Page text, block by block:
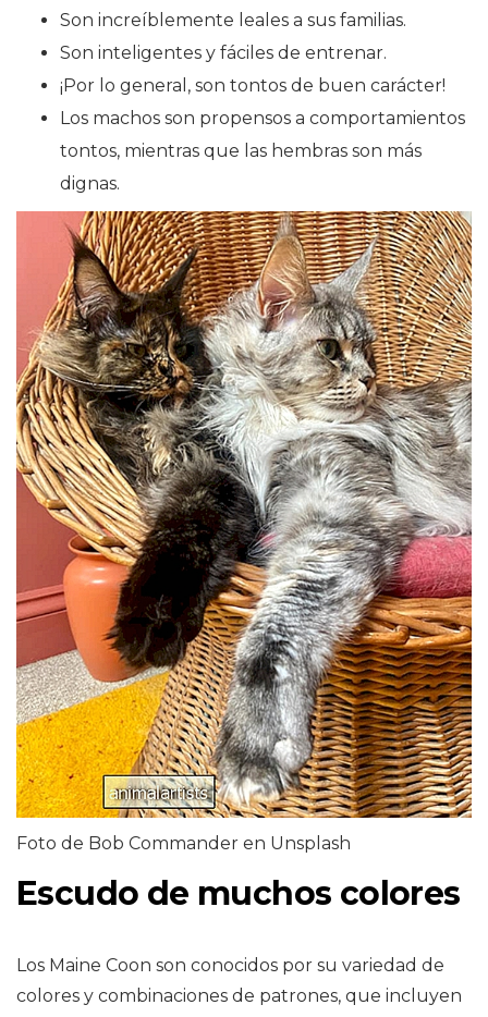
Son increíblemente leales a sus familias.
Son inteligentes y fáciles de entrenar.
¡Por lo general, son tontos de buen carácter!
Los machos son propensos a comportamientos
tontos, mientras que las hembras son más
dignas.
Foto de Bob Commander en Unsplash
Escudo de muchos colores
Los Maine Coon son conocidos por su variedad de
colores y combinaciones de patrones, que incluyen